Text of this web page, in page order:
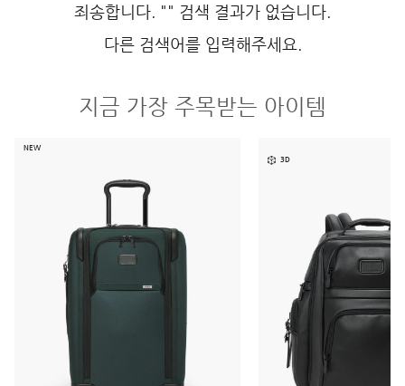
죄송합니다. "" 검색 결과가 없습니다.
다른 검색어를 입력해주세요.
지금 가장 주목받는 아이템
NEW
3D